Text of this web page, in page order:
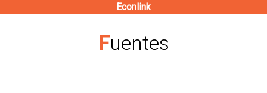
contenido
Econlink
Fuentes